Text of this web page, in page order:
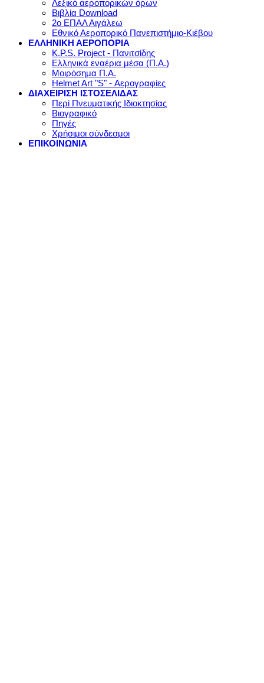
Λεξικό αεροπορικών όρων
Βιβλία Download
2ο ΕΠΑΛ Αιγάλεω
Εθνικό Αεροπορικό Πανεπιστήμιο-Κιέβου
ΕΛΛΗΝΙΚΗ ΑΕΡΟΠΟΡΙΑ
K.P.S. Project - Πανιτσίδης
Ελληνικά εναέρια μέσα (Π.Α.)
Μοιρόσημα Π.Α.
Helmet Art "S" - Αερογραφίες
ΔΙΑΧΕΙΡΙΣΗ ΙΣΤΟΣΕΛΙΔΑΣ
Περί Πνευματικής Ιδιοκτησίας
Βιογραφικό
Πηγές
Χρήσιμοι σύνδεσμοι
ΕΠΙΚΟΙΝΩΝΙΑ